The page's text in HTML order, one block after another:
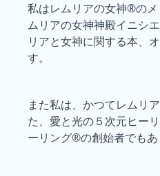
私はレムリアの女神®の
ムリアの女神神殿イニシ
リアと女神に関する本、
す。
また私は、かつてレムリ
た、愛と光の５次元ヒー
ーリング®の創始者でもあ